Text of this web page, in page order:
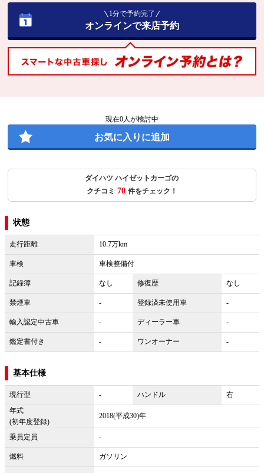
1分で予約完了
オンラインで来店予約
現在0人が検討中
お気に入りに追加
ダイハツ ハイゼットカーゴの
クチコミ 70 件をチェック！
状態
走行距離 10.7万km
車検 車検整備付
記録簿 なし 修復歴 なし
禁煙車 - 登録済未使用車 -
輸入認定中古車 - ディーラー車 -
鑑定書付き - ワンオーナー -
基本仕様
現行型 - ハンドル
右
年式
(初年度登録)
2018(平成30)年
乗員定員 -
燃料 ガソリン